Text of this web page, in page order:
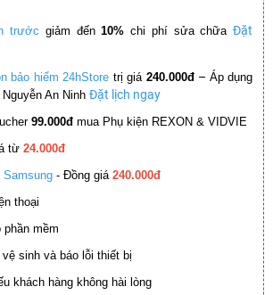
trước giảm đến10% chi phí sửa chữa Đặt
bảo hiểm 24hStore trị giá 240.000đ – Áp dụng
An Ninh Đặt lịch ngay
99.000đ mua Phụ kiện REXON & VIDVIE
từ 24.000đ
Samsung - Đồng giá 240.000đ
thoại
phần mềm
vệ sinh và báo lỗi thiết bị
khách hàng không hài lòng